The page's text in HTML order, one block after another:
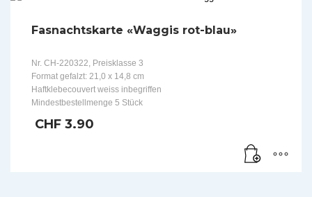
Fasnachtskarte «Waggis rot-blau»
Nr. CH-220322, Preisklasse 3
Format gefalzt: 21,0 x 14,8 cm
Haftklebecouvert weiss inbegriffen
Mindestbestellmenge 5 Stück
CHF 3.90